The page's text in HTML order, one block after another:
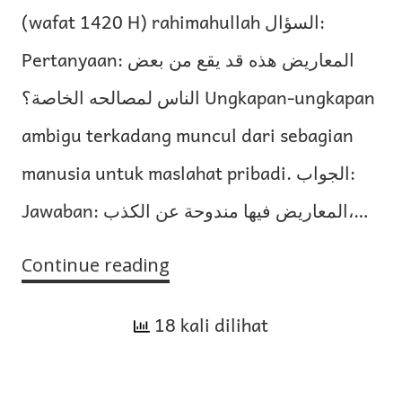
(wafat 1420 H) rahimahullah السؤال:
Pertanyaan: المعاريض هذه قد يقع من بعض
الناس لمصالحه الخاصة؟ Ungkapan-ungkapan
ambigu terkadang muncul dari sebagian
manusia untuk maslahat pribadi. الجواب:
Jawaban: المعاريض فيها مندوحة عن الكذب،…
Continue reading
Ungkapan
18 kali dilihat